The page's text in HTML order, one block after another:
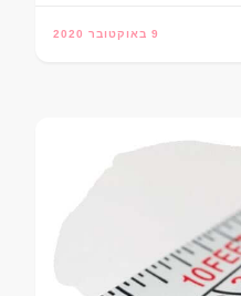
9 באוקטובר 2020